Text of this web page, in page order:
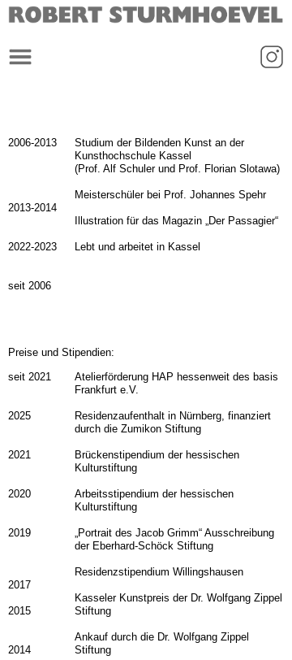
Preise und Stipendien:
seit 2021
2025
2021
2020
2019
2017
2015
2014
Atelierförderung HAP hessenweit des basis
Frankfurt e.V.
Residenzaufenthalt in Nürnberg, finanziert
durch die Zumikon Stiftung
Brückenstipendium der hessischen
Kulturstiftung
Arbeitsstipendium der hessischen
Kulturstiftung
„Portrait des Jacob Grimm“ Ausschreibung
der Eberhard-Schöck Stiftung
Residenzstipendium Willingshausen
Kasseler Kunstpreis der Dr. Wolfgang Zippel
Stiftung
Ankauf durch die Dr. Wolfgang Zippel
Stiftung
2006-2013
2013-2014
2022-2023
seit 2006
Studium der Bildenden Kunst an der
Kunsthochschule Kassel
(Prof. Alf Schuler und Prof. Florian Slotawa)
Meisterschüler bei Prof. Johannes Spehr
Illustration für das Magazin „Der Passagier“
Lebt und arbeitet in Kassel
_